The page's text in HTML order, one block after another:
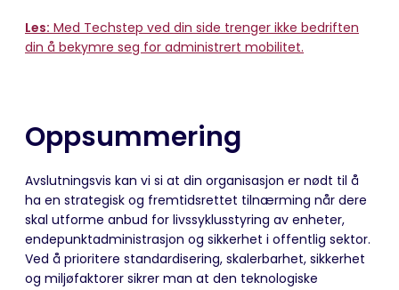
Les: Med Techstep ved din side trenger ikke bedriften
din å bekymre seg for administrert mobilitet.
Oppsummering
Avslutningsvis kan vi si at din organisasjon er nødt til å
ha en strategisk og fremtidsrettet tilnærming når dere
skal utforme anbud for livssyklusstyring av enheter,
endepunktadministrasjon og sikkerhet i offentlig sektor.
Ved å prioritere standardisering, skalerbarhet, sikkerhet
og miljøfaktorer sikrer man at den teknologiske